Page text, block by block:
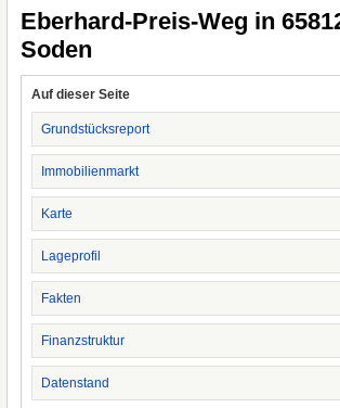
Eberhard-Preis-Weg in
Soden
Auf dieser Seite
Grundstücksreport
Immobilienmarkt
Karte
Lageprofil
Fakten
Finanzstruktur
Datenstand